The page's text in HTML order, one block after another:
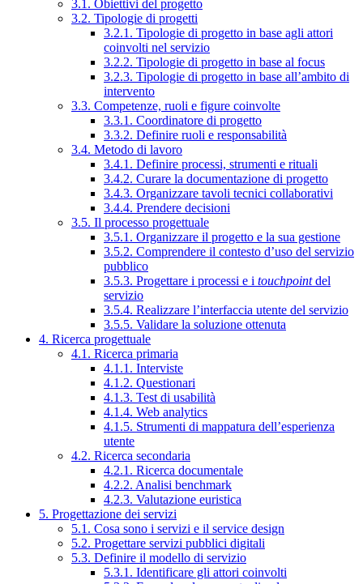
3.1. Obiettivi del progetto
3.2. Tipologie di progetti
3.2.1. Tipologie di progetto in base agli attori
coinvolti nel servizio
3.2.2. Tipologie di progetto in base al focus
3.2.3. Tipologie di progetto in base all’ambito di
intervento
3.3. Competenze, ruoli e figure coinvolte
3.3.1. Coordinatore di progetto
3.3.2. Definire ruoli e responsabilità
3.4. Metodo di lavoro
3.4.1. Definire processi, strumenti e rituali
3.4.2. Curare la documentazione di progetto
3.4.3. Organizzare tavoli tecnici collaborativi
3.4.4. Prendere decisioni
3.5. Il processo progettuale
3.5.1. Organizzare il progetto e la sua gestione
3.5.2. Comprendere il contesto d’uso del servizio
pubblico
3.5.3. Progettare i processi e i touchpointdel
servizio
3.5.4. Realizzare l’interfaccia utente del servizio
3.5.5. Validare la soluzione ottenuta
4. Ricerca progettuale
4.1. Ricerca primaria
4.1.1. Interviste
4.1.2. Questionari
4.1.3. Test di usabilità
4.1.4. Web analytics
4.1.5. Strumenti di mappatura dell’esperienza
utente
4.2. Ricerca secondaria
4.2.1. Ricerca documentale
4.2.2. Analisi benchmark
4.2.3. Valutazione euristica
5. Progettazione dei servizi
5.1. Cosa sono i servizi e il service design
5.2. Progettare servizi pubblici digitali
5.3. Definire il modello di servizio
5.3.1. Identificare gli attori coinvolti